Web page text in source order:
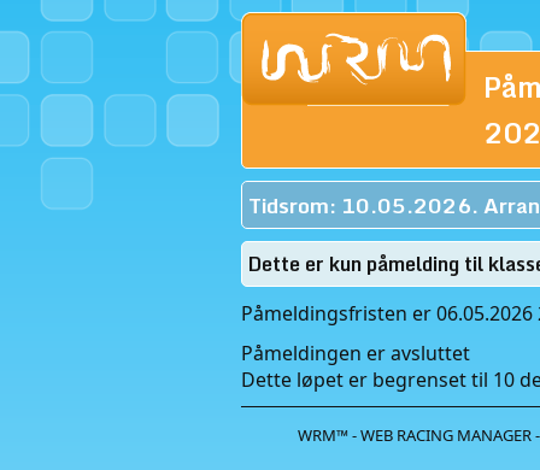
Tidsrom: 10.05.2026.
Dette er kun påmelding til
Påmeldingsfristen er 06.05.2026
Påmeldingen er avsluttet
Dette løpet er begrenset til 10
WRM™ - WEB RACING MANAGER